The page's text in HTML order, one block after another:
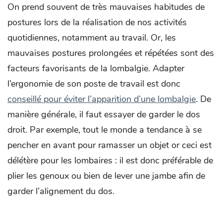
On prend souvent de très mauvaises habitudes de
postures lors de la réalisation de nos activités
quotidiennes, notamment au travail. Or, les
mauvaises postures prolongées et répétées sont des
facteurs favorisants de la lombalgie. Adapter
l’ergonomie de son poste de travail est donc
conseillé pour éviter l’apparition d’une lombalgie. De
manière générale, il faut essayer de garder le dos
droit. Par exemple, tout le monde a tendance à se
pencher en avant pour ramasser un objet or ceci est
délétère pour les lombaires : il est donc préférable de
plier les genoux ou bien de lever une jambe afin de
garder l’alignement du dos.